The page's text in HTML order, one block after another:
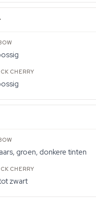
groen, donkere tinten
zwart